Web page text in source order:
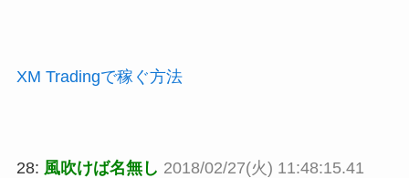
XM Tradingで稼ぐ方法
28: 風吹けば名無し 2018/02/27(火) 11:48:15.41